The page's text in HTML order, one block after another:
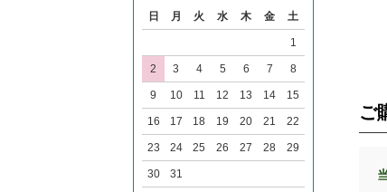
日 月 火 水 木 金 土
1
2 3 4 5 6 7 8
9 10 11 12 13 14 15
16 17 18 19 20 21 22
23 24 25 26 27 28 29
30 31
ご